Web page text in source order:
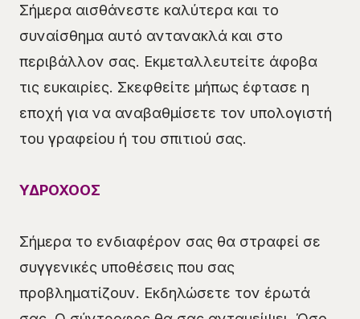
Σήμερα αισθάνεστε καλύτερα και το
συναίσθημα αυτό αντανακλά και στο
περιβάλλον σας. Εκμεταλλευτείτε άφοβα
τις ευκαιρίες. Σκεφθείτε μήπως έφτασε η
εποχή για να αναβαθμίσετε τον υπολογιστή
του γραφείου ή του σπιτιού σας.
ΥΔΡΟΧΟΟΣ
Σήμερα το ενδιαφέρον σας θα στραφεί σε
συγγενικές υποθέσεις που σας
προβληματίζουν. Εκδηλώσετε τον έρωτά